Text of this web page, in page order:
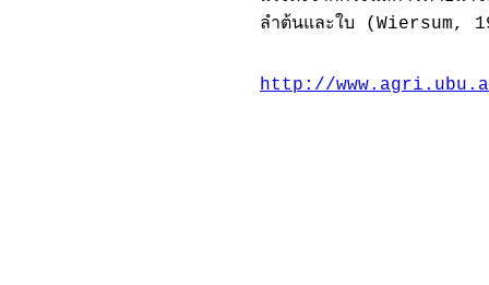
ลำต้นและใบ (Wiersum,
http://